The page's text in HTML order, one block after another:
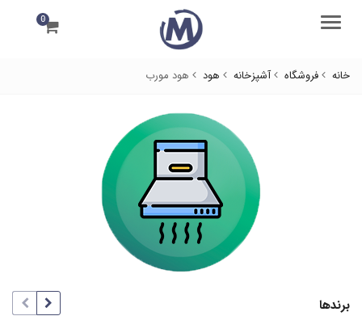
منو 0
خانه فروشگاه آشپزخانه هود هود مورب
برندها